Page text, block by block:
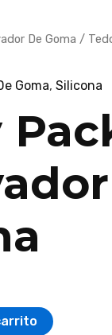
De Goma /
Goma, Silicona